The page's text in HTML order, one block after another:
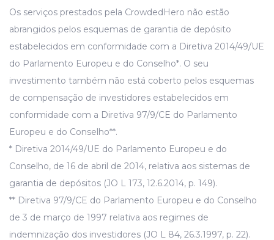
Os serviços prestados pela CrowdedHero não estão
abrangidos pelos esquemas de garantia de depósito
estabelecidos em conformidade com a Diretiva 2014/49/UE
do Parlamento Europeu e do Conselho*. O seu
investimento também não está coberto pelos esquemas
de compensação de investidores estabelecidos em
conformidade com a Diretiva 97/9/CE do Parlamento
Europeu e do Conselho**.
* Diretiva 2014/49/UE do Parlamento Europeu e do
Conselho, de 16 de abril de 2014, relativa aos sistemas de
garantia de depósitos (JO L 173, 12.6.2014, p. 149).
** Diretiva 97/9/CE do Parlamento Europeu e do Conselho
de 3 de março de 1997 relativa aos regimes de
indemnização dos investidores (JO L 84, 26.3.1997, p. 22).